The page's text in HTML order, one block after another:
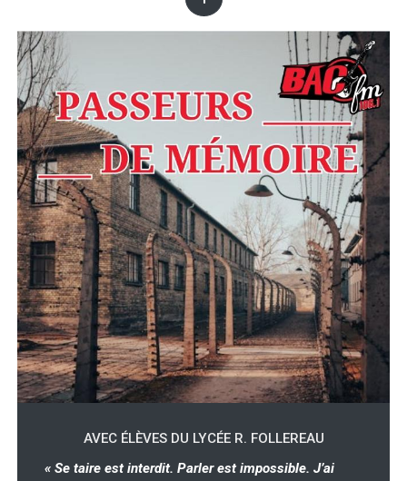
AVEC ÉLÈVES DU LYCÉE R. FOLLEREAU
« Se taire est interdit. Parler est impossible. J’ai